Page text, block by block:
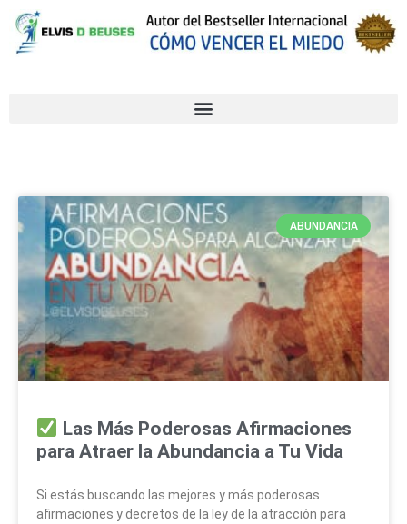
ABUNDANCIA
Las Más Poderosas Afirmaciones
para Atraer la Abundancia a Tu Vida
Si estás buscando las mejores y más poderosas
afirmaciones y decretos de la ley de la atracción para